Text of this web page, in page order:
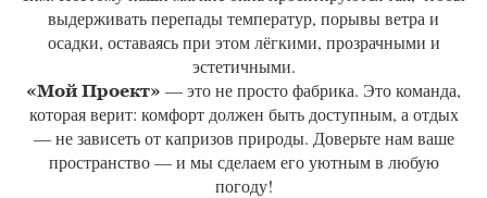
выдерживать перепады температур, порывы ветра и
осадки, оставаясь при этом лёгкими, прозрачными и
эстетичными.
«Мой Проект» — это не просто фабрика. Это команда,
которая верит: комфорт должен быть доступным, а отдых
— не зависеть от капризов природы. Доверьте нам ваше
пространство — и мы сделаем его уютным в любую
погоду!